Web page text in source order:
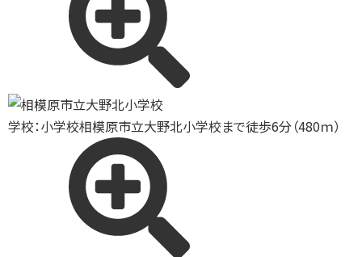
学校：小学校相模原市立大野北小学校まで徒歩6分（480ｍ）